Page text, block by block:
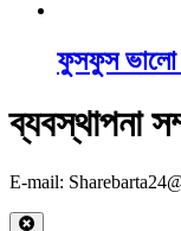
ফুসফুস ভালো
ব্যবস্থাপনা
E-mail: